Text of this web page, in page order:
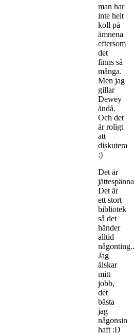
man har
inte helt
koll på
ämnena
eftersom
det
finns så
många.
Men jag
gillar
Dewey
ändå.
Och det
är roligt
att
diskutera
:)
Det är
Det är
ett stort
bibliotek
så det
händer
alltid
någonting..
Jag
älskar
mitt
jobb,
det
bästa
jag
någonsin
haft :D